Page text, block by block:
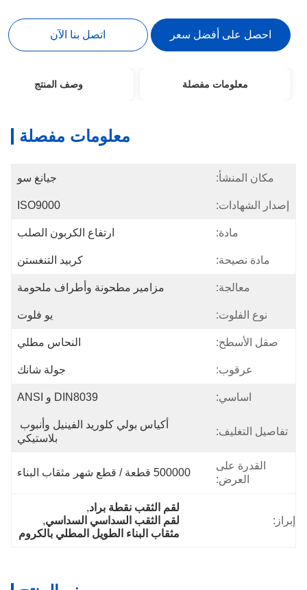
احصل على أفضل سعر اتصل بنا الآن
معلومات مفصلة وصف المنتج
معلومات مفصلة
مكان المنشأ: جيانغ سو
إصدار الشهادات: ISO9000
مادة: ارتفاع الكربون الصلب
مادة نصيحة: كربيد التنغستن
معالجة: مزامير مطحونة وأطراف ملحومة
نوع الفلوت: يو فلوت
صقل الأسطح: النحاس مطلي
عرقوب: جولة شانك
اساسي: DIN8039 و ANSI
تفاصيل التغليف:
أكياس بولي كلوريد الفينيل وأنبوب
بلاستيكي
القدرة على
العرض:
500000 قطعة / قطع شهر مثقاب البناء
إبراز:
لقم الثقب نقطة براد,
لقم الثقب السداسي السداسي ,
مثقاب البناء الطويل المطلي بالكروم